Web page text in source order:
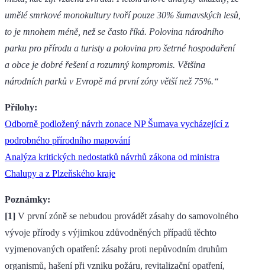
umělé smrkové monokultury tvoří pouze 30% šumavských lesů,
to je mnohem méně, než se často říká. Polovina národního
parku pro přírodu a turisty a polovina pro šetrné hospodaření
a obce je dobré řešení a rozumný kompromis. Většina
národních parků v Evropě má první zóny větší než 75%.“
Přílohy:
Odborně podložený návrh zonace NP Šumava vycházející z
podrobného přírodního mapování
Analýza kritických nedostatků návrhů zákona od ministra
Chalupy a z Plzeňského kraje
Poznámky:
[1] V první zóně se nebudou provádět zásahy do samovolného
vývoje přírody s výjimkou zdůvodněných případů těchto
vyjmenovaných opatření: zásahy proti nepůvodním druhům
organismů, hašení při vzniku požáru, revitalizační opatření,